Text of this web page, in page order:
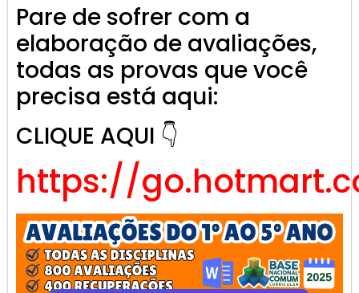
Pare de sofrer com a
elaboração de avaliações,
todas as provas que você
precisa está aqui:
CLIQUE AQUI 👇
https://